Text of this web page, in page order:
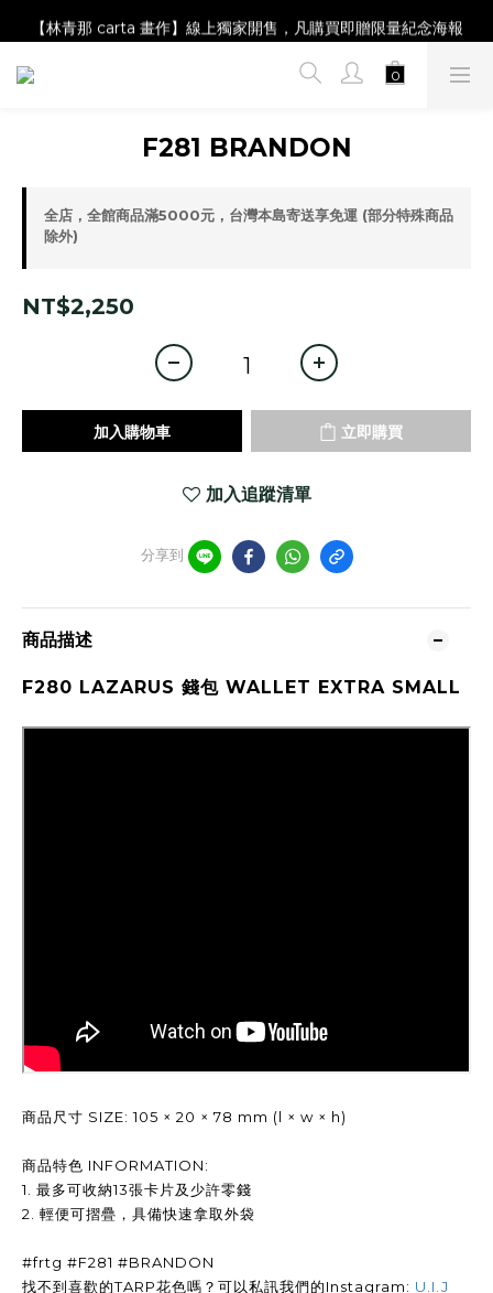
【Magazine B】單筆消費滿NT$2,000，即贈閱讀禮物明信片組
【林青那 carta 畫作】線上獨家開售，凡購買即贈限量紀念海報
【夏日降溫🧊對策單品】系列商品滿額現折 NT$300！
F281 BRANDON
全店，全館商品滿5000元，台灣本島寄送享免運 (部分特殊商品
除外)
NT$2,250
加入購物車 立即購買
加入追蹤清單
分享到
商品描述
F280 LAZARUS 錢包 WALLET EXTRA SMALL
商品尺寸 SIZE: 105 × 20 × 78 mm (l × w × h)
商品特色 INFORMATION:
1. 最多可收納13張卡片及少許零錢
2. 輕便可摺疊，具備快速拿取外袋
#frtg #F281 #BRANDON
找不到喜歡的TARP花色嗎？可以私訊我們的Instagram: U.I.J